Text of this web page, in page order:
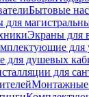
Бытовые
для
Экраны для
для
душевых
для
Монтажные